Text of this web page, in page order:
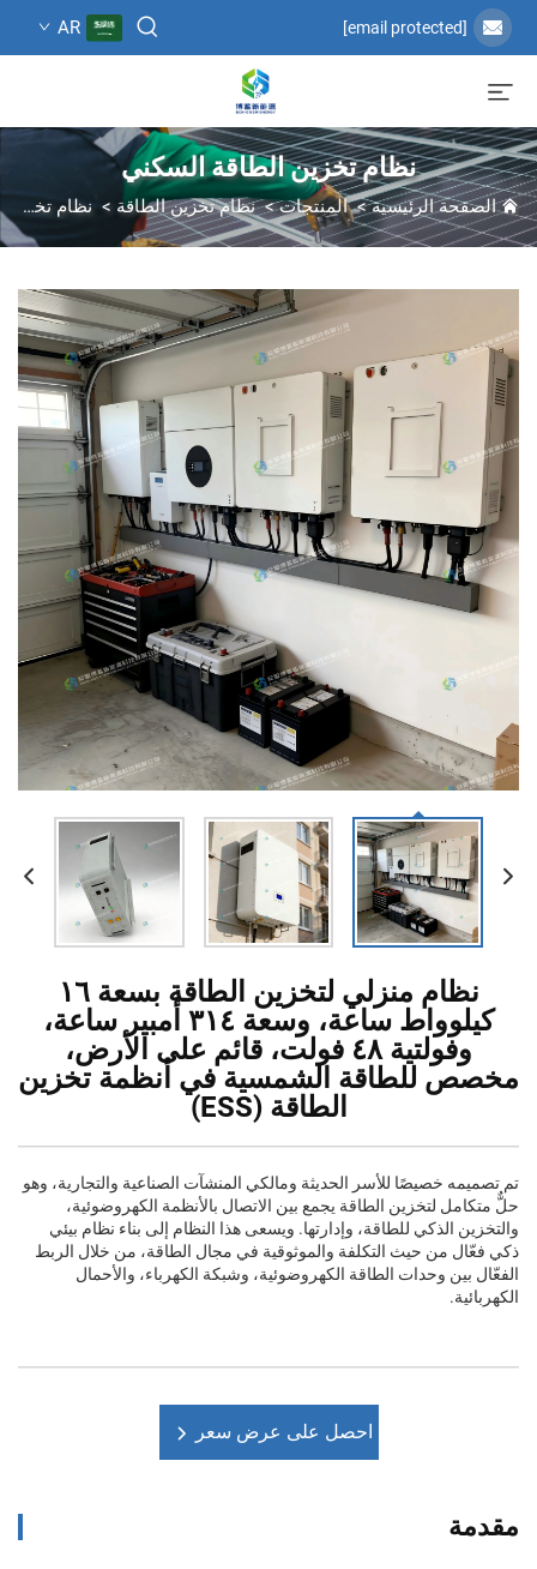
[email protected]
AR
نظام تخزين الطاقة السكني
الصفحة الرئيسية>المنتجات>نظام تخزين الطاقة > نظام تخزين الطاقة السكني
نظام منزلي لتخزين الطاقة بسعة ١٦
كيلوواط ساعة، وسعة ٣١٤ أمبير ساعة،
وفولتية ٤٨ فولت، قائم على الأرض،
مخصص للطاقة الشمسية في أنظمة تخزين
الطاقة (ESS)
تم تصميمه خصيصًا للأسر الحديثة ومالكي المنشآت الصناعية والتجارية، وهو
حلٌّ متكامل لتخزين الطاقة يجمع بين الاتصال بالأنظمة الكهروضوئية،
والتخزين الذكي للطاقة، وإدارتها. ويسعى هذا النظام إلى بناء نظام بيئي
ذكي فعّال من حيث التكلفة والموثوقية في مجال الطاقة، من خلال الربط
الفعّال بين وحدات الطاقة الكهروضوئية، وشبكة الكهرباء، والأحمال
الكهربائية.
احصل على عرض سعر
مقدمة